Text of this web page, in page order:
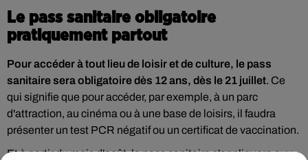
Le pass sanitaire obligatoire
pratiquement partout
Pour accéder à tout lieu de loisir et de culture, le pass
sanitaire sera obligatoire dès 12 ans, dès le 21 juillet. Ce
qui signifie que pour accéder, par exemple, à un parc
d'attraction, au cinéma ou à une base de loisirs, il faudra
présenter un test PCR négatif ou un certificat de vaccination.
Et à partir du mois d'août, le pass sanitaire s'appliquera aux